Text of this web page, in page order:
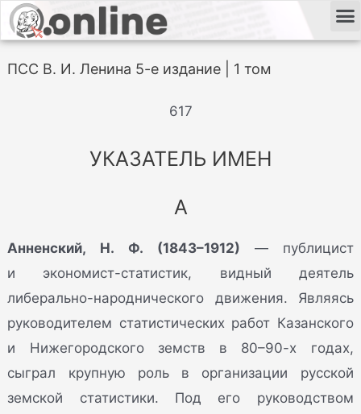
ПСС В. И. Ленина 5-е издание | 1 том
617
УКАЗАТЕЛЬ ИМЕН
А
Анненский, Н. Ф. (1843–1912) — публицист
и экономист-статистик, видный деятель
либерально-народнического движения. Являясь
руководителем статистических работ Казанского
и Нижегородского земств в 80–90-х годах,
сыграл крупную роль в организации русской
земской статистики. Под его руководством